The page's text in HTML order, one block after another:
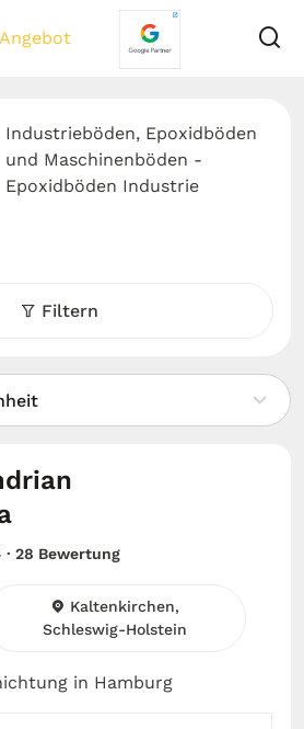
Industrieböden, Epoxidböden
und Maschinenböden -
Epoxidböden Industrie
Filtern
· 28 Bewertung
in Hamburg
Kaltenkirchen,
Schleswig-Holstein